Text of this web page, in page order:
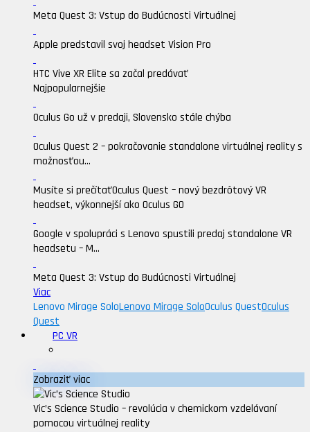
Meta Quest 3: Vstup do Budúcnosti Virtuálnej
Apple predstavil svoj headset Vision Pro
HTC Vive XR Elite sa začal predávať
Najpopularnejšie
Oculus Go už v predaji, Slovensko stále chýba
Oculus Quest 2 – pokračovanie standalone virtuálnej reality s
možnosťou...
Musíte si prečítaťOculus Quest – nový bezdrôtový VR
headset, výkonnejší ako Oculus GO
Google v spolupráci s Lenovo spustili predaj standalone VR
headsetu – M...
Meta Quest 3: Vstup do Budúcnosti Virtuálnej
Viac
Lenovo Mirage SoloLenovo Mirage SoloOculus QuestOculus
Quest
PC VR
Zobraziť viac
Vic’s Science Studio – revolúcia v chemickom vzdelávaní
pomocou virtuálnej reality